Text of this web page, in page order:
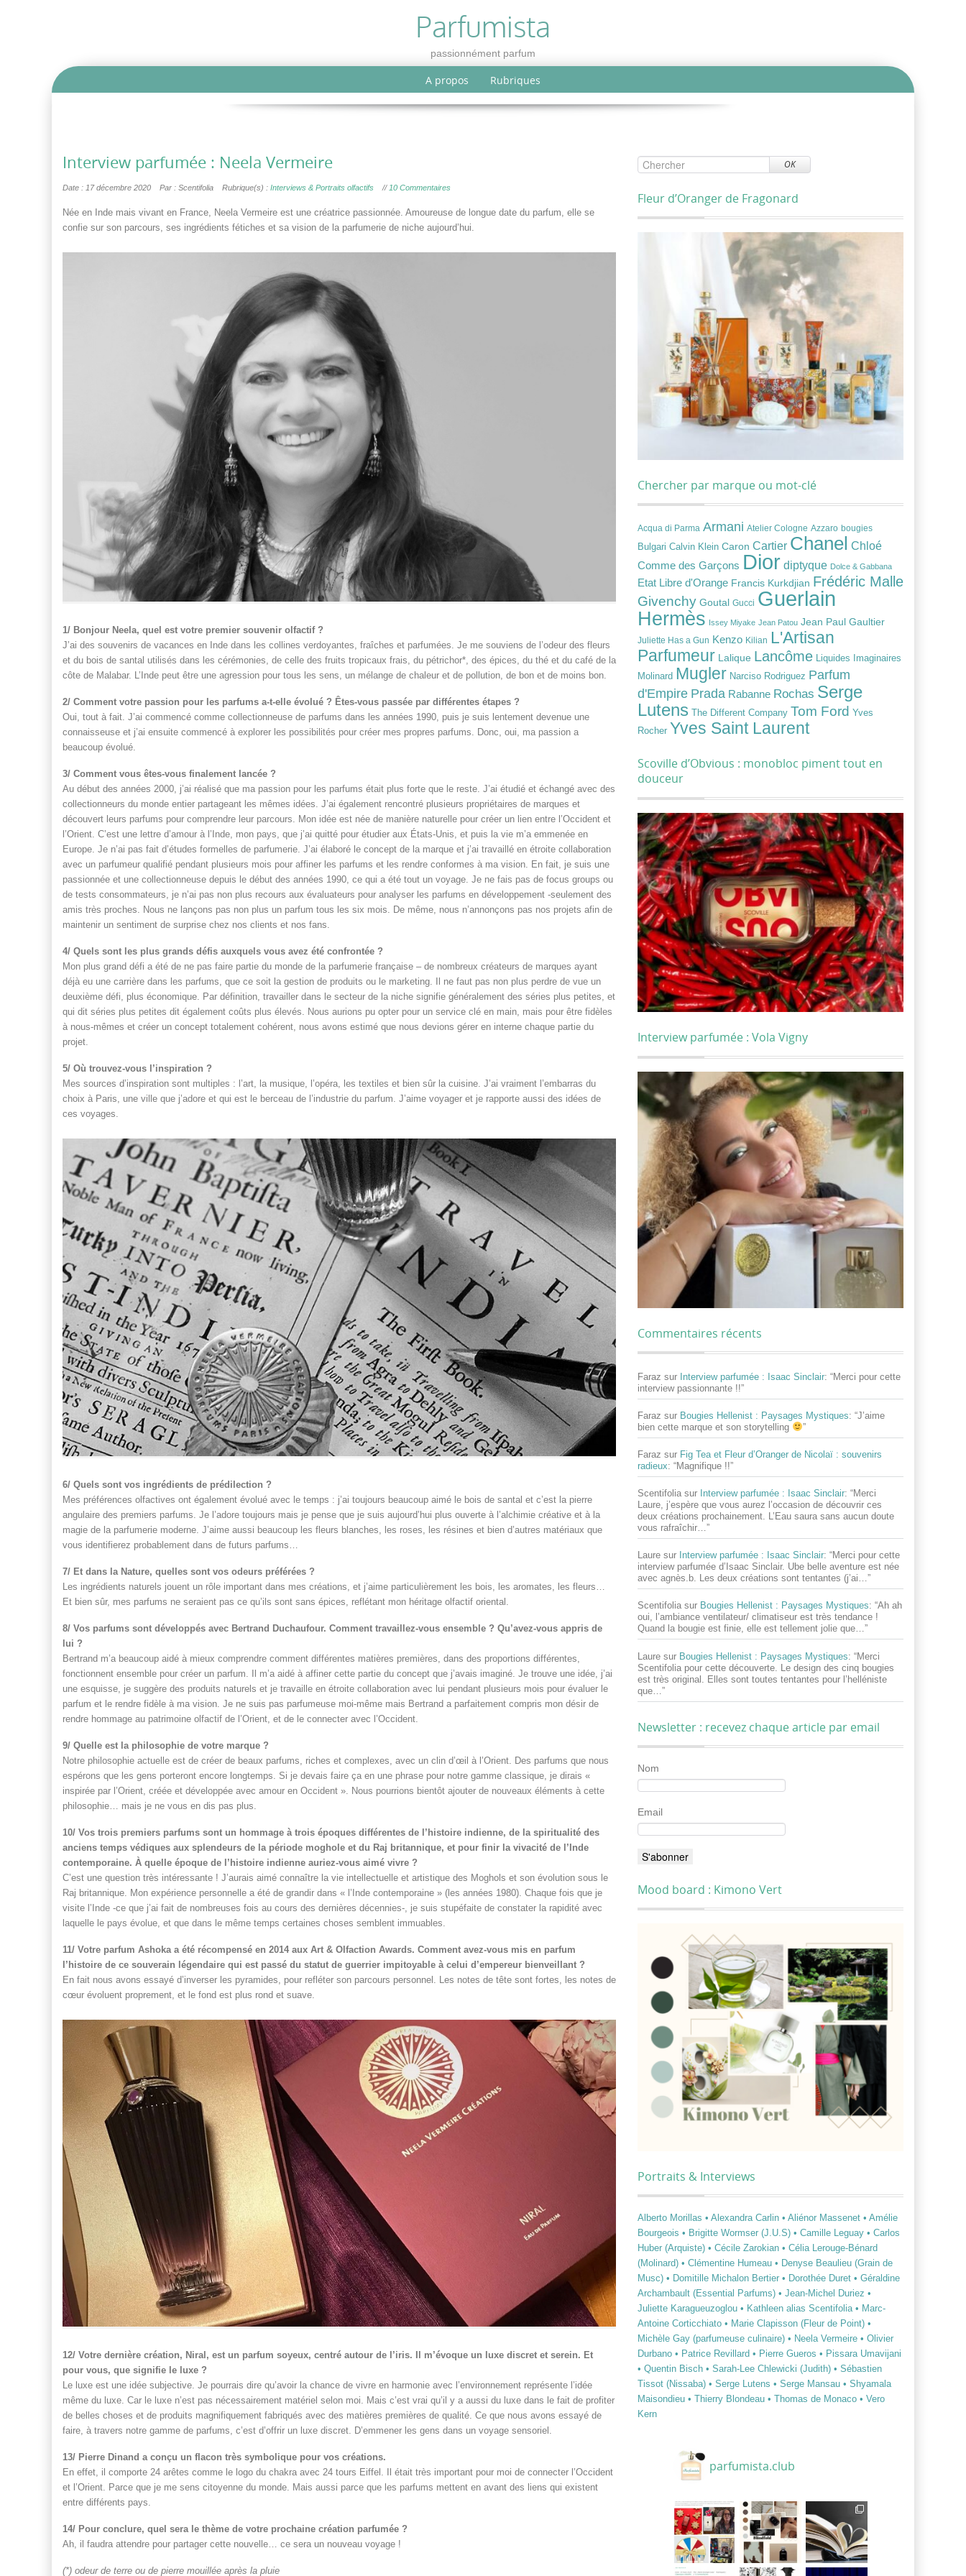
Parfumista
passionnément parfum
A propos Rubriques
Interview parfumée : Neela Vermeire
Date : 17 décembre 2020 Par : Scentifolia Rubrique(s) : Interviews & Portraits olfactifs // 10 Commentaires
Née en Inde mais vivant en France, Neela Vermeire est une créatrice passionnée. Amoureuse de longue date du parfum, elle se
confie sur son parcours, ses ingrédients fétiches et sa vision de la parfumerie de niche aujourd’hui.
1/ Bonjour Neela, quel est votre premier souvenir olfactif ?
J’ai des souvenirs de vacances en Inde dans les collines verdoyantes, fraîches et parfumées. Je me souviens de l’odeur des fleurs
et du bois de santal utilisés dans les cérémonies, de celle des fruits tropicaux frais, du pétrichor*, des épices, du thé et du café de la
côte de Malabar. L’Inde peut être une agression pour tous les sens, un mélange de chaleur et de pollution, de bon et de moins bon.
2/ Comment votre passion pour les parfums a-t-elle évolué ? Êtes-vous passée par différentes étapes ?
Oui, tout à fait. J’ai commencé comme collectionneuse de parfums dans les années 1990, puis je suis lentement devenue une
connaisseuse et j’ai ensuite commencé à explorer les possibilités pour créer mes propres parfums. Donc, oui, ma passion a
beaucoup évolué.
3/ Comment vous êtes-vous finalement lancée ?
Au début des années 2000, j’ai réalisé que ma passion pour les parfums était plus forte que le reste. J’ai étudié et échangé avec des
collectionneurs du monde entier partageant les mêmes idées. J’ai également rencontré plusieurs propriétaires de marques et
découvert leurs parfums pour comprendre leur parcours. Mon idée est née de manière naturelle pour créer un lien entre l’Occident et
l’Orient. C’est une lettre d’amour à l’Inde, mon pays, que j’ai quitté pour étudier aux États-Unis, et puis la vie m’a emmenée en
Europe. Je n’ai pas fait d’études formelles de parfumerie. J’ai élaboré le concept de la marque et j’ai travaillé en étroite collaboration
avec un parfumeur qualifié pendant plusieurs mois pour affiner les parfums et les rendre conformes à ma vision. En fait, je suis une
passionnée et une collectionneuse depuis le début des années 1990, ce qui a été tout un voyage. Je ne fais pas de focus groups ou
de tests consommateurs, je n’ai pas non plus recours aux évaluateurs pour analyser les parfums en développement -seulement des
amis très proches. Nous ne lançons pas non plus un parfum tous les six mois. De même, nous n’annonçons pas nos projets afin de
maintenir un sentiment de surprise chez nos clients et nos fans.
4/ Quels sont les plus grands défis auxquels vous avez été confrontée ?
Mon plus grand défi a été de ne pas faire partie du monde de la parfumerie française – de nombreux créateurs de marques ayant
déjà eu une carrière dans les parfums, que ce soit la gestion de produits ou le marketing. Il ne faut pas non plus perdre de vue un
deuxième défi, plus économique. Par définition, travailler dans le secteur de la niche signifie généralement des séries plus petites, et
qui dit séries plus petites dit également coûts plus élevés. Nous aurions pu opter pour un service clé en main, mais pour être fidèles
à nous-mêmes et créer un concept totalement cohérent, nous avons estimé que nous devions gérer en interne chaque partie du
projet.
5/ Où trouvez-vous l’inspiration ?
Mes sources d’inspiration sont multiples : l’art, la musique, l’opéra, les textiles et bien sûr la cuisine. J’ai vraiment l’embarras du
choix à Paris, une ville que j’adore et qui est le berceau de l’industrie du parfum. J’aime voyager et je rapporte aussi des idées de
ces voyages.
6/ Quels sont vos ingrédients de prédilection ?
Mes préférences olfactives ont également évolué avec le temps : j’ai toujours beaucoup aimé le bois de santal et c’est la pierre
angulaire des premiers parfums. Je l’adore toujours mais je pense que je suis aujourd’hui plus ouverte à l’alchimie créative et à la
magie de la parfumerie moderne. J’aime aussi beaucoup les fleurs blanches, les roses, les résines et bien d’autres matériaux que
vous identifierez probablement dans de futurs parfums…
7/ Et dans la Nature, quelles sont vos odeurs préférées ?
Les ingrédients naturels jouent un rôle important dans mes créations, et j’aime particulièrement les bois, les aromates, les fleurs…
Et bien sûr, mes parfums ne seraient pas ce qu’ils sont sans épices, reflétant mon héritage olfactif oriental.
8/ Vos parfums sont développés avec Bertrand Duchaufour. Comment travaillez-vous ensemble ? Qu’avez-vous appris de
lui ?
Bertrand m’a beaucoup aidé à mieux comprendre comment différentes matières premières, dans des proportions différentes,
fonctionnent ensemble pour créer un parfum. Il m’a aidé à affiner cette partie du concept que j’avais imaginé. Je trouve une idée, j’ai
une esquisse, je suggère des produits naturels et je travaille en étroite collaboration avec lui pendant plusieurs mois pour évaluer le
parfum et le rendre fidèle à ma vision. Je ne suis pas parfumeuse moi-même mais Bertrand a parfaitement compris mon désir de
rendre hommage au patrimoine olfactif de l’Orient, et de le connecter avec l’Occident.
9/ Quelle est la philosophie de votre marque ?
Notre philosophie actuelle est de créer de beaux parfums, riches et complexes, avec un clin d’œil à l’Orient. Des parfums que nous
espérons que les gens porteront encore longtemps. Si je devais faire ça en une phrase pour notre gamme classique, je dirais «
inspirée par l’Orient, créée et développée avec amour en Occident ». Nous pourrions bientôt ajouter de nouveaux éléments à cette
philosophie… mais je ne vous en dis pas plus.
10/ Vos trois premiers parfums sont un hommage à trois époques différentes de l’histoire indienne, de la spiritualité des
anciens temps védiques aux splendeurs de la période moghole et du Raj britannique, et pour finir la vivacité de l’Inde
contemporaine. À quelle époque de l’histoire indienne auriez-vous aimé vivre ?
C’est une question très intéressante ! J’aurais aimé connaître la vie intellectuelle et artistique des Moghols et son évolution sous le
Raj britannique. Mon expérience personnelle a été de grandir dans « l’Inde contemporaine » (les années 1980). Chaque fois que je
visite l’Inde -ce que j’ai fait de nombreuses fois au cours des dernières décennies-, je suis stupéfaite de constater la rapidité avec
laquelle le pays évolue, et que dans le même temps certaines choses semblent immuables.
11/ Votre parfum Ashoka a été récompensé en 2014 aux Art & Olfaction Awards. Comment avez-vous mis en parfum
l’histoire de ce souverain légendaire qui est passé du statut de guerrier impitoyable à celui d’empereur bienveillant ?
En fait nous avons essayé d’inverser les pyramides, pour refléter son parcours personnel. Les notes de tête sont fortes, les notes de
cœur évoluent proprement, et le fond est plus rond et suave.
12/ Votre dernière création, Niral, est un parfum soyeux, centré autour de l’iris. Il m’évoque un luxe discret et serein. Et
pour vous, que signifie le luxe ?
Le luxe est une idée subjective. Je pourrais dire qu’avoir la chance de vivre en harmonie avec l’environnement représente l’idée
même du luxe. Car le luxe n’est pas nécessairement matériel selon moi. Mais c’est vrai qu’il y a aussi du luxe dans le fait de profiter
de belles choses et de produits magnifiquement fabriqués avec des matières premières de qualité. Ce que nous avons essayé de
faire, à travers notre gamme de parfums, c’est d’offrir un luxe discret. D’emmener les gens dans un voyage sensoriel.
13/ Pierre Dinand a conçu un flacon très symbolique pour vos créations.
En effet, il comporte 24 arêtes comme le logo du chakra avec 24 tours Eiffel. Il était très important pour moi de connecter l’Occident
et l’Orient. Parce que je me sens citoyenne du monde. Mais aussi parce que les parfums mettent en avant des liens qui existent
entre différents pays.
14/ Pour conclure, quel sera le thème de votre prochaine création parfumée ?
Ah, il faudra attendre pour partager cette nouvelle… ce sera un nouveau voyage !
(*) odeur de terre ou de pierre mouillée après la pluie
OK
Fleur d’Oranger de Fragonard
Chercher par marque ou mot-clé
Acqua di Parma Armani Atelier Cologne Azzaro bougies
Bulgari Calvin Klein Caron Cartier Chanel Chloé
Comme des Garçons Dior diptyque Dolce & Gabbana
Etat Libre d'Orange Francis Kurkdjian Frédéric Malle
Givenchy Goutal Gucci Guerlain
Hermès Issey Miyake Jean Patou Jean Paul Gaultier
Juliette Has a Gun Kenzo Kilian L'Artisan
Parfumeur Lalique Lancôme Liquides Imaginaires
Molinard Mugler Narciso Rodriguez Parfum
d'Empire Prada Rabanne Rochas Serge
Lutens
The Different Company Tom Ford Yves
Rocher Yves Saint Laurent
Scoville d’Obvious : monobloc piment tout en
douceur
Interview parfumée : Vola Vigny
Commentaires récents
Faraz sur Interview parfumée : Isaac Sinclair: “Merci pour cette
interview passionnante !!”
Faraz sur Bougies Hellenist : Paysages Mystiques: “J’aime
bien cette marque et son storytelling
”
Faraz sur Fig Tea et Fleur d’Oranger de Nicolaï : souvenirs
radieux: “Magnifique !!”
Scentifolia sur Interview parfumée : Isaac Sinclair: “Merci
Laure, j’espère que vous aurez l’occasion de découvrir ces
deux créations prochainement. L’Eau saura sans aucun doute
vous rafraîchir…”
Laure sur Interview parfumée : Isaac Sinclair: “Merci pour cette
interview parfumée d’Isaac Sinclair. Ube belle aventure est née
avec agnès.b. Les deux créations sont tentantes (j’ai…”
Scentifolia sur Bougies Hellenist : Paysages Mystiques: “Ah ah
oui, l’ambiance ventilateur/ climatiseur est très tendance !
Quand la bougie est finie, elle est tellement jolie que…”
Laure sur Bougies Hellenist : Paysages Mystiques: “Merci
Scentifolia pour cette découverte. Le design des cinq bougies
est très original. Elles sont toutes tentantes pour l’helléniste
que… ”
Newsletter : recevez chaque article par email
Nom
Email
Mood board : Kimono Vert
Portraits & Interviews
Alberto Morillas • Alexandra Carlin • Aliénor Massenet • Amélie
Bourgeois • Brigitte Wormser (J.U.S) • Camille Leguay • Carlos
Huber (Arquiste) • Cécile Zarokian • Célia Lerouge-Bénard
(Molinard) • Clémentine Humeau • Denyse Beaulieu (Grain de
Musc) • Domitille Michalon Bertier • Dorothée Duret • Géraldine
Archambault (Essential Parfums) • Jean-Michel Duriez •
Juliette Karagueuzoglou • Kathleen alias Scentifolia • Marc-
Antoine Corticchiato • Marie Clapisson (Fleur de Point) •
Michèle Gay (parfumeuse culinaire) • Neela Vermeire • Olivier
Durbano • Patrice Revillard • Pierre Gueros • Pissara Umavijani
• Quentin Bisch • Sarah-Lee Chlewicki (Judith) • Sébastien
Tissot (Nissaba) • Serge Lutens • Serge Mansau • Shyamala
Maisondieu • Thierry Blondeau • Thomas de Monaco • Vero
Kern
parfumista.club